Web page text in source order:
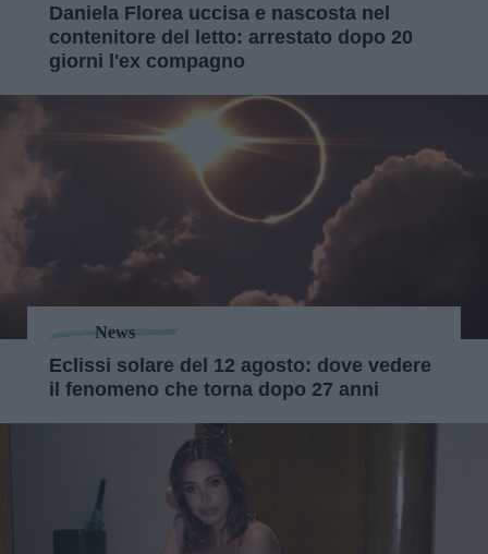
Daniela Florea uccisa e nascosta nel
contenitore del letto: arrestato dopo 20
giorni l'ex compagno
News
Eclissi solare del 12 agosto: dove vedere
il fenomeno che torna dopo 27 anni